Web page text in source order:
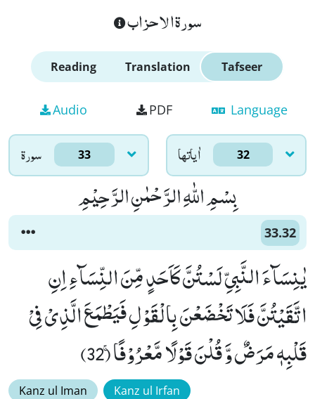
سورة الاحزاب
Reading Translation Tafseer
Audio PDF Language
سورۃ 33 اٰياتها 32
بِسْمِ اللّٰهِ الرَّحْمٰنِ الرَّحِیْمِ
33.32
یٰنِسَآءَ النَّبِیِّ لَسْتُنَّ كَاَحَدٍ مِّنَ النِّسَآءِ اِنِ
اتَّقَیْتُنَّ فَلَا تَخْضَعْنَ بِالْقَوْلِ فَیَطْمَعَ الَّذِیْ فِیْ
قَلْبِهٖ مَرَضٌ وَّ قُلْنَ قَوْلًا مَّعْرُوْفًاۚ (32)
Kanz ul Iman Kanz ul Irfan